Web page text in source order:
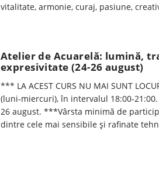
vitalitate, armonie, curaj, pasiune,
Atelier de Acuarelă: lumină,
expresivitate (24-26 august)
*** LA ACEST CURS NU MAI SUNT
(luni-miercuri), în intervalul 18:00-
26 august. ***Vârsta minimă de
dintre cele mai sensibile şi rafinate